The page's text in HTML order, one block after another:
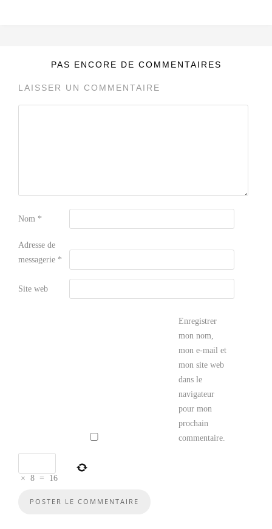
PAS ENCORE DE COMMENTAIRES
LAISSER UN COMMENTAIRE
Nom *
Adresse de
messagerie *
Site web
Enregistrer
mon nom,
mon e-mail et
mon site web
dans le
navigateur
pour mon
prochain
commentaire.
× 8 = 16